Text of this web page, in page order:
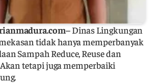
– Dinas Lingkungan
tidak hanya memperbanyak
Sampah Reduce, Reuse dan
Akan tetapi juga memperbaiki